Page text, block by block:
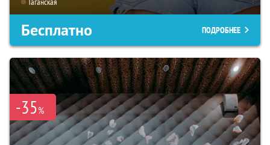
Бесплатно ПОДРОБНЕЕ
-35%